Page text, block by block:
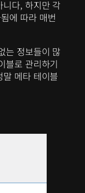
니다, 하지만 각
에 따라 매번
는 정보들이 많
블로 관리하기
메타 테이블